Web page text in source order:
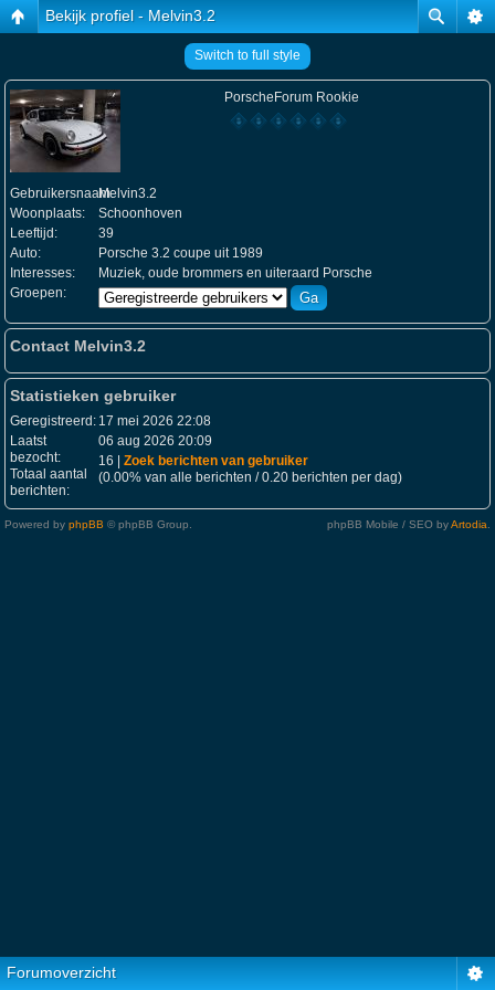
Bekijk profiel - Melvin3.2
Switch to full style
PorscheForum Rookie
Gebruikersnaam:Melvin3.2
Woonplaats:
Schoonhoven
Leeftijd:
39
Auto:
Porsche 3.2 coupe uit 1989
Interesses:
Muziek, oude brommers en uiteraard Porsche
Groepen:
Contact Melvin3.2
Statistieken gebruiker
Geregistreerd: 17 mei 2026 22:08
Laatst
bezocht:
06 aug 2026 20:09
Totaal aantal
berichten:
16 | Zoek berichten van gebruiker
(0.00% van alle berichten / 0.20 berichten per dag)
Powered by phpBB © phpBB Group. phpBB Mobile / SEO byArtodia
Forumoverzicht